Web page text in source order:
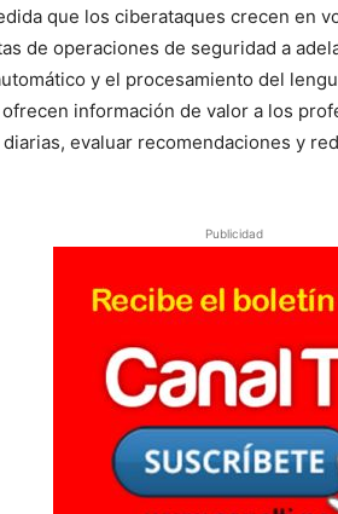
que los ciberataques crecen en
de operaciones de seguridad a
y el procesamiento del
información de valor a los
evaluar recomendaciones y
Publicidad